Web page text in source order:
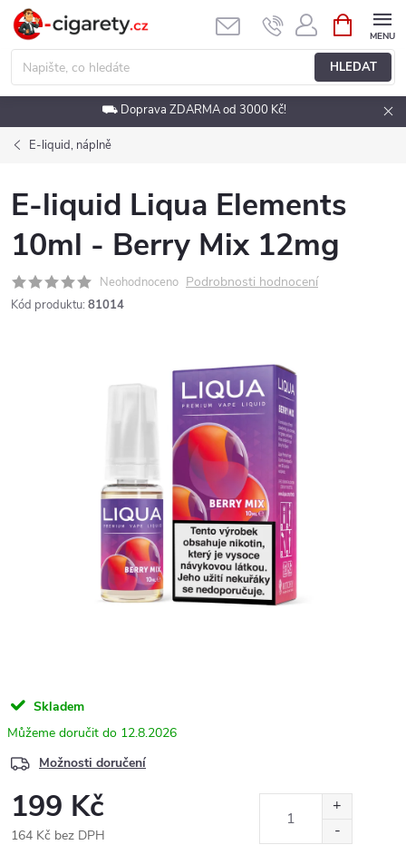
Přejít
obsah
HLEDAT
NÁKUPNÍ
KOŠÍK
⛟ Doprava ZDARMA od 3000 Kč!
E-liquid, náplně
E-liquid Liqua Elements
10ml - Berry Mix 12mg
Neohodnoceno Podrobnosti hodnocení
Kód produktu: 81014
Skladem
12.8.2026
Možnosti doručení
199 Kč
164 Kč bez DPH